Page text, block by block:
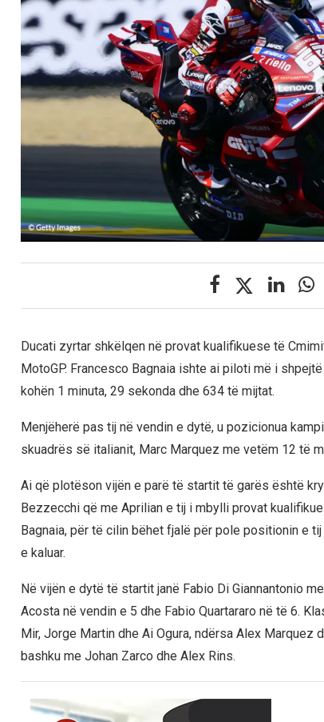
Ducati zyrtar shkëlqen në provat kualifikuese të
MotoGP. Francesco Bagnaia ishte ai piloti më i
kohën 1 minuta, 29 sekonda dhe 634 të mijtat.
Menjëherë pas tij në vendin e dytë, u pozicionua
skuadrës së italianit, Marc Marquez me vetëm 12 të
Ai që plotëson vijën e parë të startit të garës është
Bezzecchi që me Aprilian e tij i mbylli provat
Bagnaia, për të cilin bëhet fjalë për pole positionin e
e kaluar.
Në vijën e dytë të startit janë Fabio Di Giannantonio
Acosta në vendin e 5 dhe Fabio Quartararo në të 6.
Mir, Jorge Martin dhe Ai Ogura, ndërsa Alex
bashku me Johan Zarco dhe Alex Rins.